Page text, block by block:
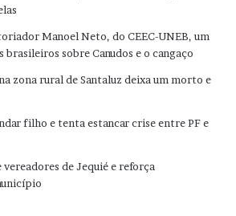
Manoel Neto, do CEEC-UNEB, um
brasileiros sobre Canudos e o cangaço
zona rural de Santaluz deixa um morto e
filho e tenta estancar crise entre PF e
de Jequié e reforça